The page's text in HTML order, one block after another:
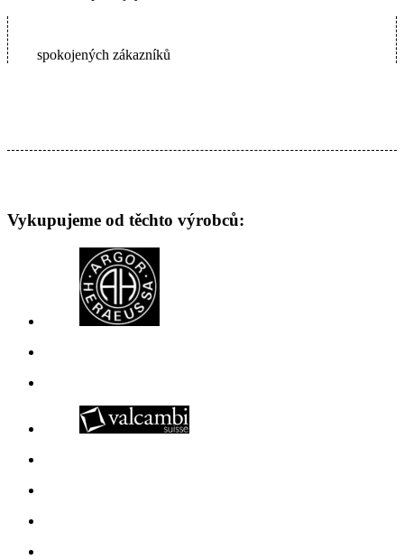
spokojených zákazníků
Vykupujeme od těchto výrobců: